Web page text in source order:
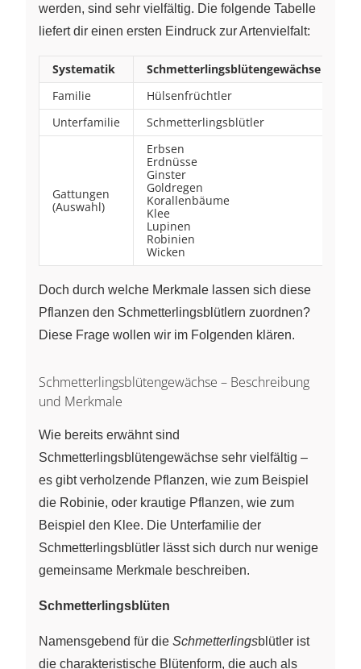
werden, sind sehr vielfältig. Die folgende Tabelle
liefert dir einen ersten Eindruck zur Artenvielfalt:
Systematik
Schmetterlingsblütengewächse
Familie
Hülsenfrüchtler
Unterfamilie
Schmetterlingsblütler
Gattungen
(Auswahl)
Erbsen
Erdnüsse
Ginster
Goldregen
Korallenbäume
Klee
Lupinen
Robinien
Wicken
Doch durch welche Merkmale lassen sich diese
Pflanzen den Schmetterlingsblütlern zuordnen?
Diese Frage wollen wir im Folgenden klären.
Schmetterlingsblütengewächse – Beschreibung
und Merkmale
Wie bereits erwähnt sind
Schmetterlingsblütengewächse sehr vielfältig –
es gibt verholzende Pflanzen, wie zum Beispiel
die Robinie, oder krautige Pflanzen, wie zum
Beispiel den Klee. Die Unterfamilie der
Schmetterlingsblütler lässt sich durch nur wenige
gemeinsame Merkmale beschreiben.
Schmetterlingsblüten
Namensgebend für die Schmetterlingsblütler ist
die charakteristische Blütenform, die auch als